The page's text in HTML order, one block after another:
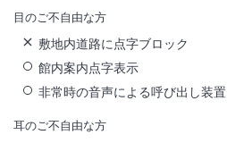
目のご不自由な方
敷地内道路に点字ブロック
館内案内点字表示
非常時の音声による呼び出し装置
耳のご不自由な方